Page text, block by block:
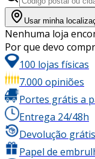
Usar minha
Nenhuma loja
Por que devo
100 lojas físicas
7.000 opiniões
Portes grátis a
Entrega 24/48h
Devolução grátis
Papel de